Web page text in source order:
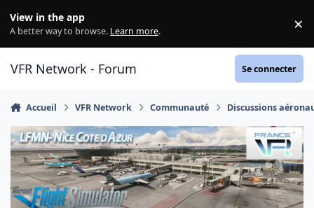
View in the app
A better way to browse. Learn more. ×
VFR Network - Forum Se connecter
Accueil VFR Network Communauté Discussions